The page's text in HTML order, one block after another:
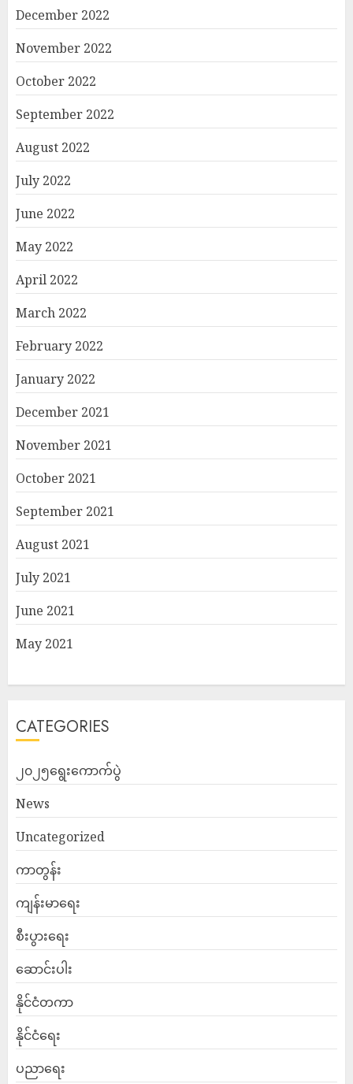
December 2022
November 2022
October 2022
September 2022
August 2022
July 2022
June 2022
May 2022
April 2022
March 2022
February 2022
January 2022
December 2021
November 2021
October 2021
September 2021
August 2021
July 2021
June 2021
May 2021
CATEGORIES
၂၀၂၅ရွေးကောက်ပွဲ
News
Uncategorized
ကာတွန်း
ကျန်းမာရေး
စီးပွားရေး
ဆောင်းပါး
နိုင်ငံတကာ
နိုင်ငံရေး
ပညာရေး